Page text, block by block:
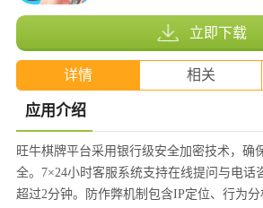
立即下载
详情 相关
应用介绍
旺牛棋牌平台采用银行级安全加密技术，确
全。7×24小时客服系统支持在线提问与电话
超过2分钟。防作弊机制包含IP定位、行为